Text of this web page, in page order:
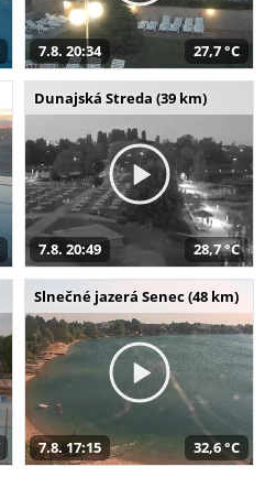
7.8. 20:34 27,7 °C
Dunajská Streda (39 km)
7.8. 20:49 28,7 °C
Slnečné jazerá Senec (48 km)
7.8. 17:15 32,6 °C